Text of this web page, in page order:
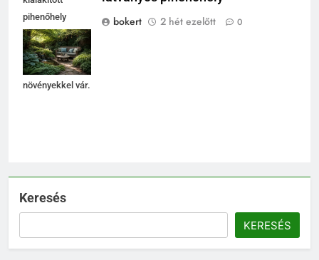
pihenőhely
kényelmes
ülőalkalmatosságokkal
és zöld
növényekkel vár.
bokert
2 hét ezelőtt 0
Keresés
KERESÉS
KERT ÉS TERASZ
6
így tervezz látványos, mégis
Szorbitol: Hatások, Előnyök és